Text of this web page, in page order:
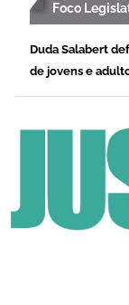
Foco
Duda Salabert
de jovens e